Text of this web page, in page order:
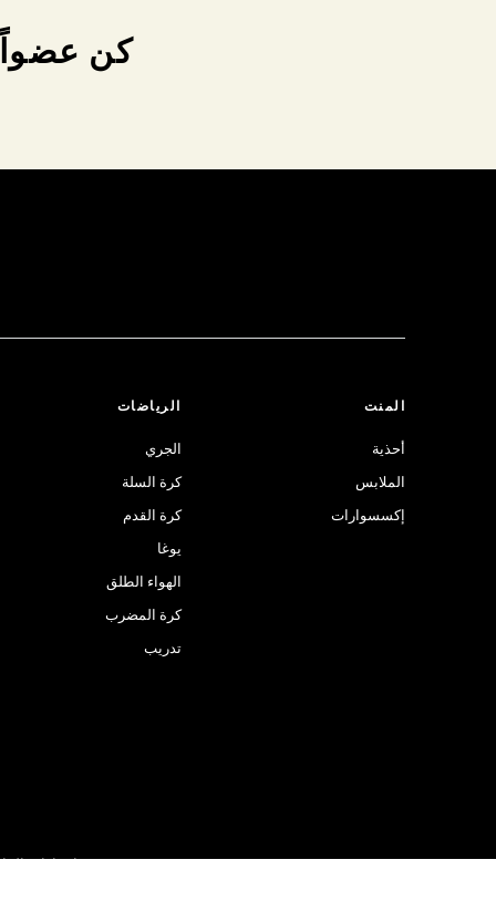
كن عضواً
المنت
أحذية
الملابس
إكسسوارات
الرياضات
الجري
كرة السلة
كرة القدم
يوغا
الهواء الطلق
كرة المضرب
تدريب